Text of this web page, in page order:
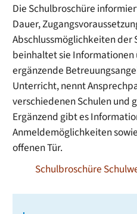
Die Schulbroschüre
Dauer,
Abschlussmöglichkeiten der
beinhaltet sie Informationen
ergänzende
Unterricht, nennt
verschiedenen Schulen und
Ergänzend gibt es
Anmeldemöglichkeiten
offenen Tür.
Schulbroschüre